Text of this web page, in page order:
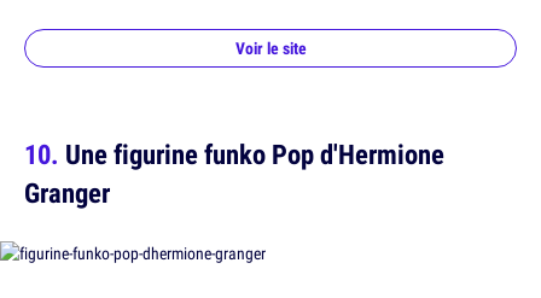
Voir le site
Une figurine funko Pop d'Hermione
Granger